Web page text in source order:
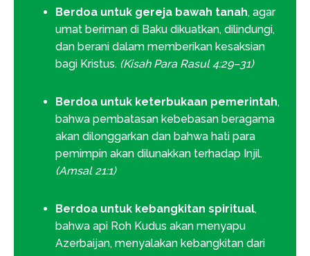
Berdoa untuk gereja bawah tanah, agar
umat beriman di Baku dikuatkan, dilindungi,
dan berani dalam memberikan kesaksian
bagi Kristus. (Kisah Para Rasul 4:29–31)
Berdoa untuk keterbukaan pemerintah,
bahwa pembatasan kebebasan beragama
akan dilonggarkan dan bahwa hati para
pemimpin akan dilunakkan terhadap Injil.
(Amsal 21:1)
Berdoa untuk kebangkitan spiritual,
bahwa api Roh Kudus akan menyapu
Azerbaijan, menyalakan kebangkitan dari